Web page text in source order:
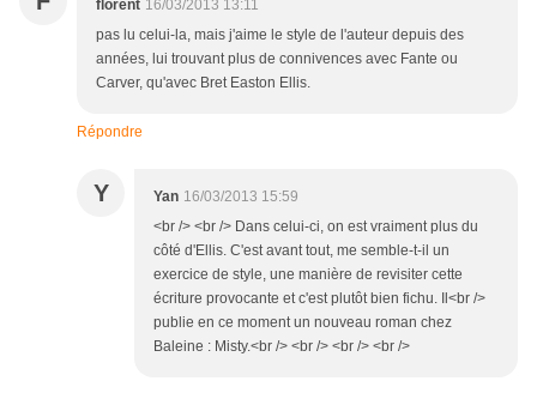
florent 16/03/2013 13:11
pas lu celui-la, mais j'aime le style de l'auteur depuis des
années, lui trouvant plus de connivences avec Fante ou
Carver, qu'avec Bret Easton Ellis.
Répondre
Y Yan 16/03/2013 15:59
<br /> <br /> Dans celui-ci, on est vraiment plus du
côté d'Ellis. C'est avant tout, me semble-t-il un
exercice de style, une manière de revisiter cette
écriture provocante et c'est plutôt bien fichu. Il<br />
publie en ce moment un nouveau roman chez
Baleine : Misty.<br /> <br /> <br /> <br />